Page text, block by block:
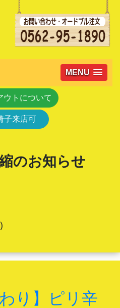
MENU
ウトについて
子来店可
のお知らせ
り】ピリ辛